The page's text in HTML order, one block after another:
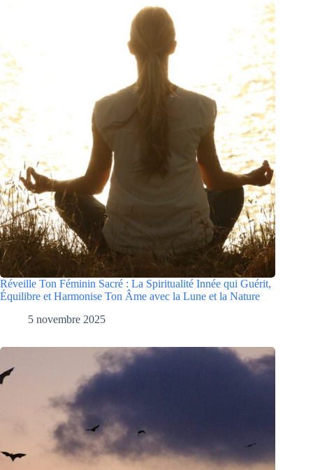
Réveille Ton Féminin Sacré : La Spiritualité Innée qui Guérit,
Équilibre et Harmonise Ton Âme avec la Lune et la Nature
5 novembre 2025